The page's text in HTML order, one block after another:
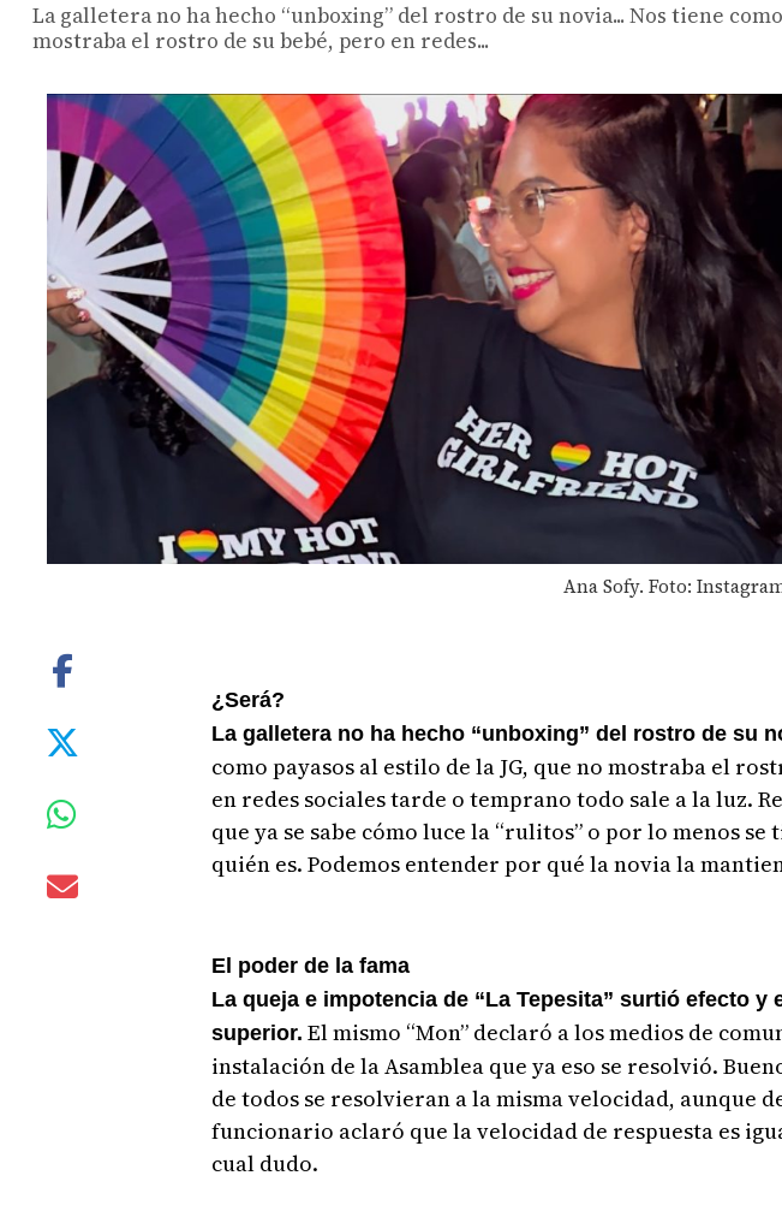
La galletera no ha hecho “unboxing” del rostro de su novia... Nos tiene
mostraba el rostro de su bebé, pero en redes...
Ana Sofy. Foto:
¿Será?
La galletera no ha hecho “unboxing” del rostro de su
como payasos al estilo de la JG, que no mostraba el
en redes sociales tarde o temprano todo sale a la luz.
que ya se sabe cómo luce la “rulitos” o por lo menos se
quién es. Podemos entender por qué la novia la
El poder de la fama
La queja e impotencia de “La Tepesita” surtió efecto y
superior. El mismo “Mon” declaró a los medios de
instalación de la Asamblea que ya eso se resolvió.
de todos se resolvieran a la misma velocidad, aunque
funcionario aclaró que la velocidad de respuesta es
cual dudo.